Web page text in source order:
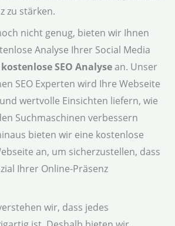
zu stärken.
nicht genug, bieten wir Ihnen
Analyse Ihrer Social Media
kostenlose SEO Analysean. Unser
SEO Experten wird Ihre Webseite
wertvolle Einsichten liefern, wie
Suchmaschinen verbessern
bieten wir eine kostenlose
an, um sicherzustellen, dass
Ihrer Online-Präsenz
wir, dass jedes